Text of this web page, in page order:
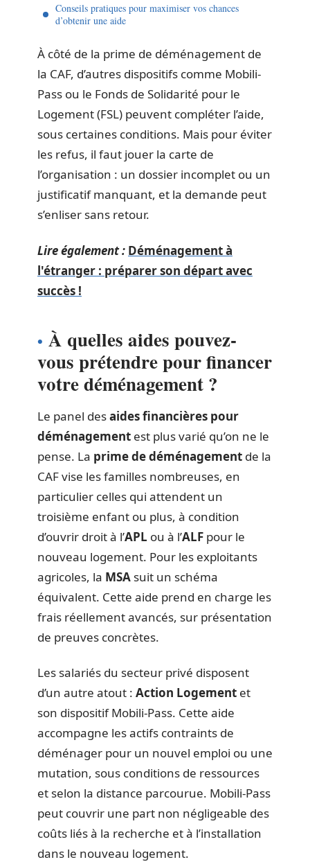
Conseils pratiques pour maximiser vos chances
d’obtenir une aide
À côté de la prime de déménagement de
la CAF, d’autres dispositifs comme Mobili-
Pass ou le Fonds de Solidarité pour le
Logement (FSL) peuvent compléter l’aide,
sous certaines conditions. Mais pour éviter
les refus, il faut jouer la carte de
l’organisation : un dossier incomplet ou un
justificatif manquant, et la demande peut
s’enliser sans retour.
Lire également : Déménagement à
l'étranger : préparer son départ avec
succès !
À quelles aides pouvez-
vous prétendre pour financer
votre déménagement ?
Le panel desaides financières pour
déménagement est plus varié qu’on ne le
pense. La prime de déménagement de la
CAF vise les familles nombreuses, en
particulier celles qui attendent un
troisième enfant ou plus, à condition
d’ouvrir droit à l’APL ou à l’ALF pour le
nouveau logement. Pour les exploitants
agricoles, la MSA suit un schéma
équivalent. Cette aide prend en charge les
frais réellement avancés, sur présentation
de preuves concrètes.
Les salariés du secteur privé disposent
d’un autre atout : Action Logement et
son dispositif Mobili-Pass. Cette aide
accompagne les actifs contraints de
déménager pour un nouvel emploi ou une
mutation, sous conditions de ressources
et selon la distance parcourue. Mobili-Pass
peut couvrir une part non négligeable des
coûts liés à la recherche et à l’installation
dans le nouveau logement.